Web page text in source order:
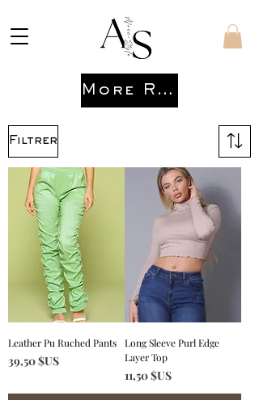
More Ready to wear
Filtrer
Leather Pu Ruched Pants
Prix
39,50 $US
Long Sleeve Purl Edge
Layer Top
Prix
11,50 $US